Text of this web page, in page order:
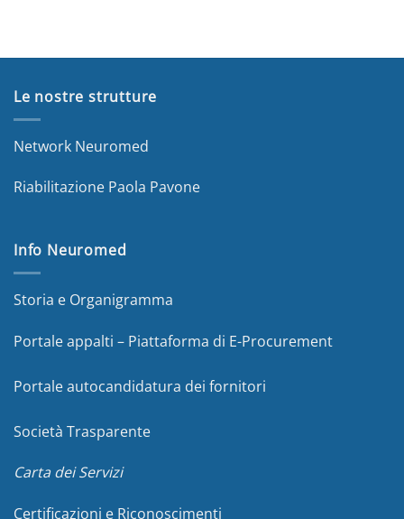
Le nostre strutture
Network Neuromed
Riabilitazione Paola Pavone
Info Neuromed
Storia e Organigramma
Portale appalti – Piattaforma di E-Procurement
Portale autocandidatura dei fornitori
Società Trasparente
Carta dei Servizi
Certificazioni e Riconoscimenti